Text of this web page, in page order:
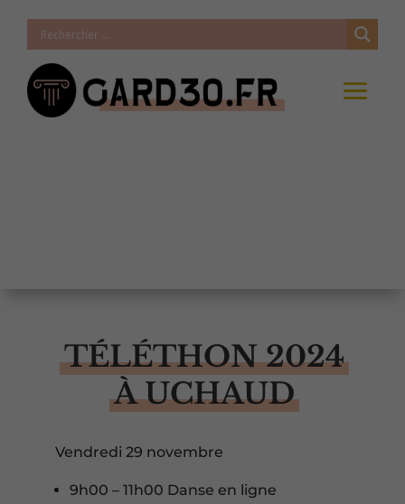
TÉLÉTHON 2024
À UCHAUD
Vendredi 29 novembre
9h00 – 11h00 Danse en ligne